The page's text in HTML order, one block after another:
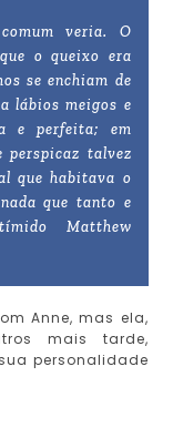
veria. O
o queixo era
se enchiam de
lábios meigos e
e perfeita; em
perspicaz talvez
que habitava o
que tanto e
Matthew
Anne, mas ela,
mais tarde,
personalidade